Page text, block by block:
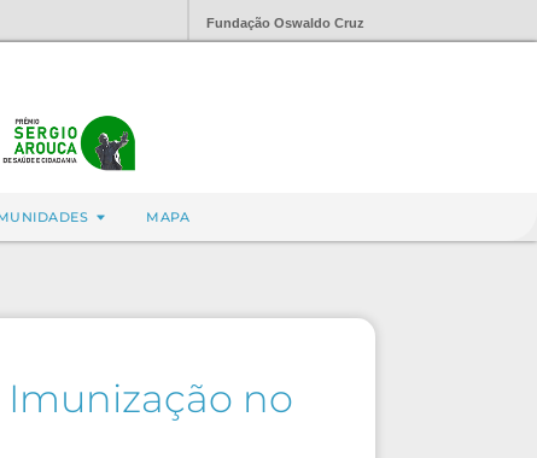
Fundação Oswaldo Cruz
MAPA
Imunização no